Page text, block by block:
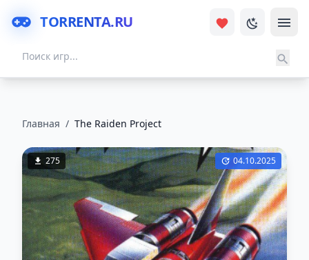
TORRENTA.RU
Главная / The Raiden Project
275 04.10.2025